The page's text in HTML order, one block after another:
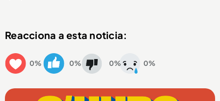
Reacciona a esta noticia:
0% 0% 0% 0%